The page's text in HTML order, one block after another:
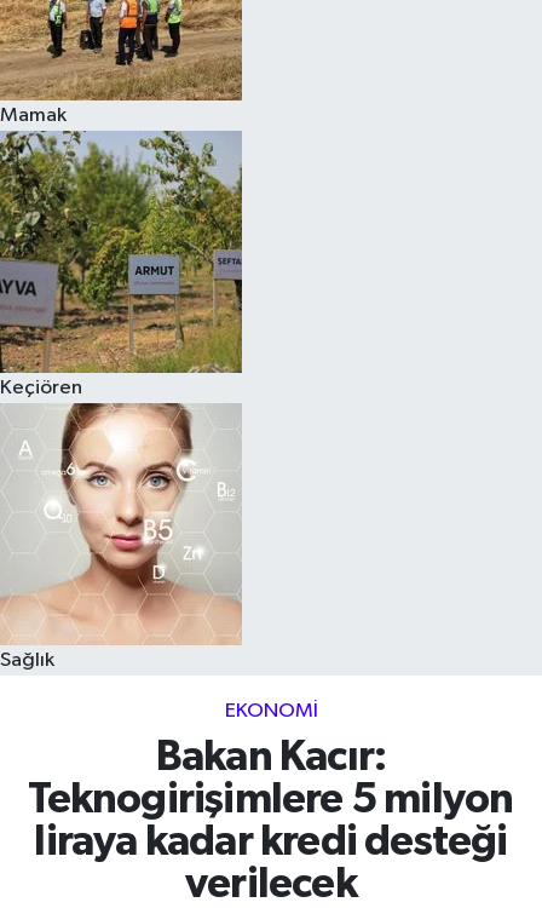
Mamak
Keçiören
Sağlık
EKONOMI
Bakan Kacır:
Teknogirişimlere 5 milyon
liraya kadar kredi desteği
verilecek